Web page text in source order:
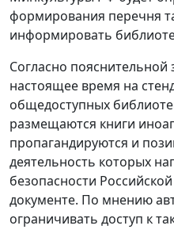
формирования перечня
информировать
Согласно пояснительной
настоящее время на
общедоступных
размещаются книги
пропагандируются и
деятельность которых
безопасности
документе. По мнению
ограничивать доступ к